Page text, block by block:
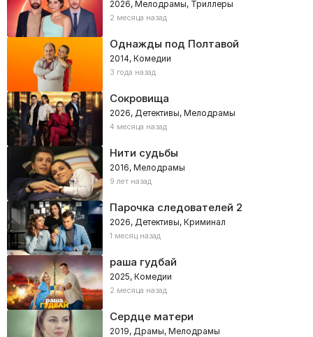
2026, Мелодрамы, Триллеры
2 месяца назад
Однажды под Полтавой
2014, Комедии
3 года назад
Сокровища
2026, Детективы, Мелодрамы
4 месяца назад
Нити судьбы
2016, Мелодрамы
9 лет назад
Парочка следователей 2
2026, Детективы, Криминал
1 месяц назад
раша гудбай
2025, Комедии
2 месяца назад
Сердце матери
2019, Драмы, Мелодрамы